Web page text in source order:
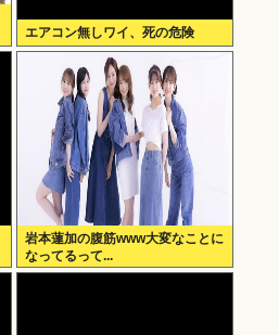
エアコン無しワイ、死の危険
岩本蓮加の腹筋www大変なことに
なってるって...